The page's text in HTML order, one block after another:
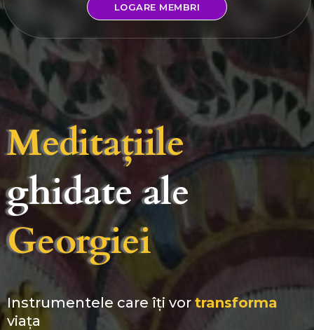
LOGARE MEMBRI
Meditațiile
ghidate ale
Georgiei
Instrumentele care îți vortransforma
viața